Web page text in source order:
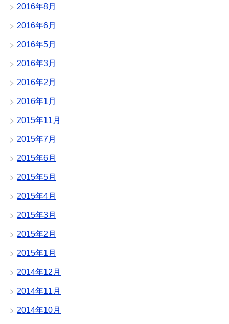
2016年8月
2016年6月
2016年5月
2016年3月
2016年2月
2016年1月
2015年11月
2015年7月
2015年6月
2015年5月
2015年4月
2015年3月
2015年2月
2015年1月
2014年12月
2014年11月
2014年10月